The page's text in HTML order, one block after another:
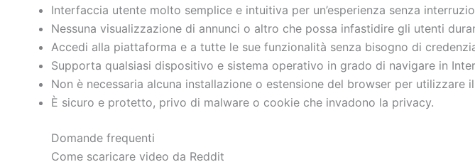
Interfaccia utente molto semplice e intuitiva per un’esperienza senza
Nessuna visualizzazione di annunci o altro che possa infastidire gli utenti
Accedi alla piattaforma e a tutte le sue funzionalità senza bisogno di
Supporta qualsiasi dispositivo e sistema operativo in grado di navigare in
Non è necessaria alcuna installazione o estensione del browser per utilizzare
È sicuro e protetto, privo di malware o cookie che invadono la privacy.
Domande frequenti
Come scaricare video da Reddit